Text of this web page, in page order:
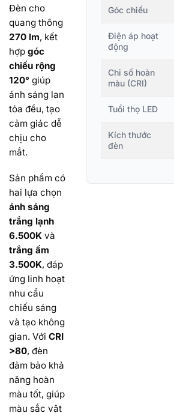
Đèn cho
quang thông
270 lm, kết
hợp góc
chiếu rộng
120° giúp
ánh sáng lan
tỏa đều, tạo
cảm giác dễ
chịu cho
mắt.
Sản phẩm có
hai lựa chọn
ánh sáng
trắng lạnh
6.500K và
trắng ấm
3.500K, đáp
ứng linh hoạt
nhu cầu
chiếu sáng
và tạo không
gian. Với CRI
>80, đèn
đảm bảo khả
năng hoàn
màu tốt, giúp
màu sắc vật
Góc chiếu
Điện áp hoạt
động
Chỉ số hoàn
màu (CRI)
Tuổi thọ LED
Kích thước
đèn